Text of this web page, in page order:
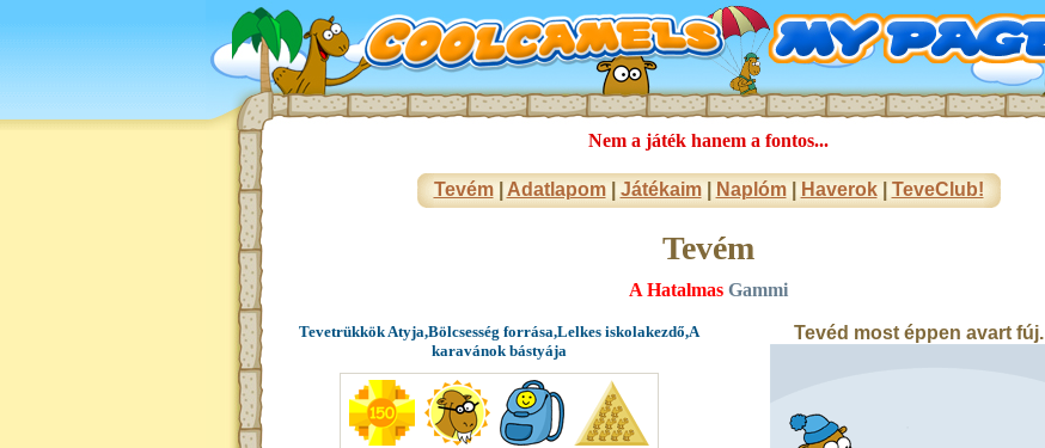
Nem a játék hanem a fontos...
Tevém| Adatlapom| Játékaim| Naplóm| Haverok| TeveClub!
Tevém
A Hatalmas Gammi
Tevetrükkök Atyja,Bölcsesség forrása,Lelkes iskolakezdő,A
karavánok bástyája
Tevéd most éppen avart fúj.